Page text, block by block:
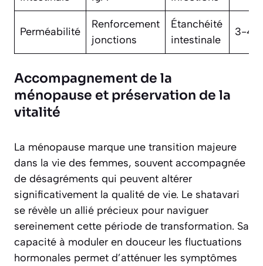
Perméabilité
Renforcement
jonctions
Étanchéité
intestinale
3-4
Accompagnement de la
ménopause et préservation de la
vitalité
La ménopause marque une transition majeure
dans la vie des femmes, souvent accompagnée
de désagréments qui peuvent altérer
significativement la qualité de vie. Le shatavari
se révèle un allié précieux pour naviguer
sereinement cette période de transformation. Sa
capacité à moduler en douceur les fluctuations
hormonales permet d’atténuer les symptômes